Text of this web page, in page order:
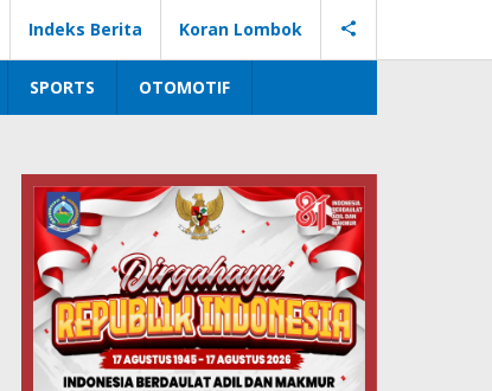
Indeks Berita Koran Lombok
SPORTS OTOMOTIF